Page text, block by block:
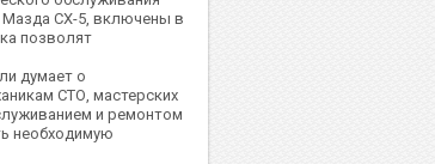
Мазда СХ-5, включены в
позволят
думает о
СТО, мастерских
и ремонтом
необходимую